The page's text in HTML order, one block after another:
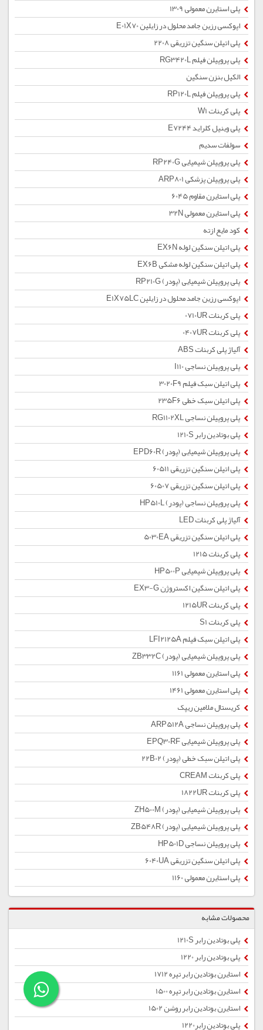
پلی استایرن معمولی 1309
اپوکسی رزین جامد محلول در زایلین E01X70
پلی اتیلن سنگین تزریقی 2208
پلی پروپیلن فیلم RG3420L
الکیل بنزن سنگین
پلی پروپیلن فیلم RP120L
پلی کربنات W1
پلی وینیل کلراید E7244
سولفات سدیم
پلی پروپیلن شیمیایی RP240G
پلی پروپیلن پزشکی ARP801
پلی استایرن مقاوم 6045
پلی استایرن معمولی 32N
کود مایع ازته
پلی اتیلن سنگین لوله EX6N
پلی اتیلن سنگین لوله مشکی EX6B
پلی پروپیلن شیمیایی (پودر) RP210G
اپوکسی رزین جامد محلول در زایلین E1X75LC
پلی کربنات 0710UR
پلی کربنات 0407UR
آلیاژ پلی کربنات ABS
پلی پروپیلن نساجی I110
پلی اتیلن سبک فیلم 3020F9
پلی اتیلن سبک خطی 235F6
پلی پروپیلن نساجی RG1102XL
پلی بوتادین رابر 1210S
پلی پروپیلن شیمیایی (پودر) EPD60R
پلی اتیلن سنگین تزریقی 60511
پلی اتیلن سنگین تزریقی 60507
پلی پروپیلن نساجی (پودر) HP510L
آلیاژ پلی کربنات LED
پلی اتیلن سنگین تزریقی 5030EA
پلی کربنات 1215
پلی پروپیلن شیمیایی HP500P
پلی اتیلن سنگین اکستروژن EX3-G
پلی کربنات 1215UR
پلی کربنات S1
پلی اتیلن سبک فیلم LFI2125A
پلی پروپیلن شیمیایی (پودر) ZB332C
پلی استایرن معمولی 1161
پلی استایرن معمولی 1461
کریستال ملامین ریپک
پلی پروپیلن نساجی ARP512A
پلی پروپیلن شیمیایی EPQ30RF
پلی اتیلن سبک خطی (پودر) 22B02
پلی کربنات CREAM
پلی کربنات 1822UR
پلی پروپیلن شیمیایی (پودر) ZH500M
پلی پروپیلن شیمیایی (پودر) ZB548R
پلی پروپیلن نساجی HP501D
پلی اتیلن سنگین تزریقی 6040UA
پلی استایرن معمولی 1160
محصولات مشابه
پلی بوتادین رابر 1210S
پلی بوتادین رابر 1220
استایرن بوتادین رابر تیره 1712
استایرن بوتادین رابر تیره 1500
استایرن بوتادین رابر روشن 1502
پلی بوتادین رابر1220